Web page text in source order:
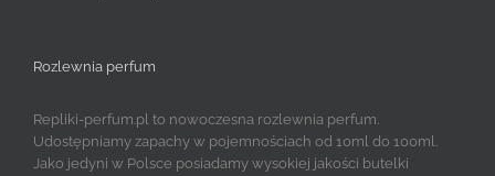
Rozlewnia perfum
Repliki-perfum.pl to nowoczesna rozlewnia perfum.
Udostępniamy zapachy w pojemnościach od 10ml do 100ml.
Jako jedyni w Polsce posiadamy wysokiej jakości butelki